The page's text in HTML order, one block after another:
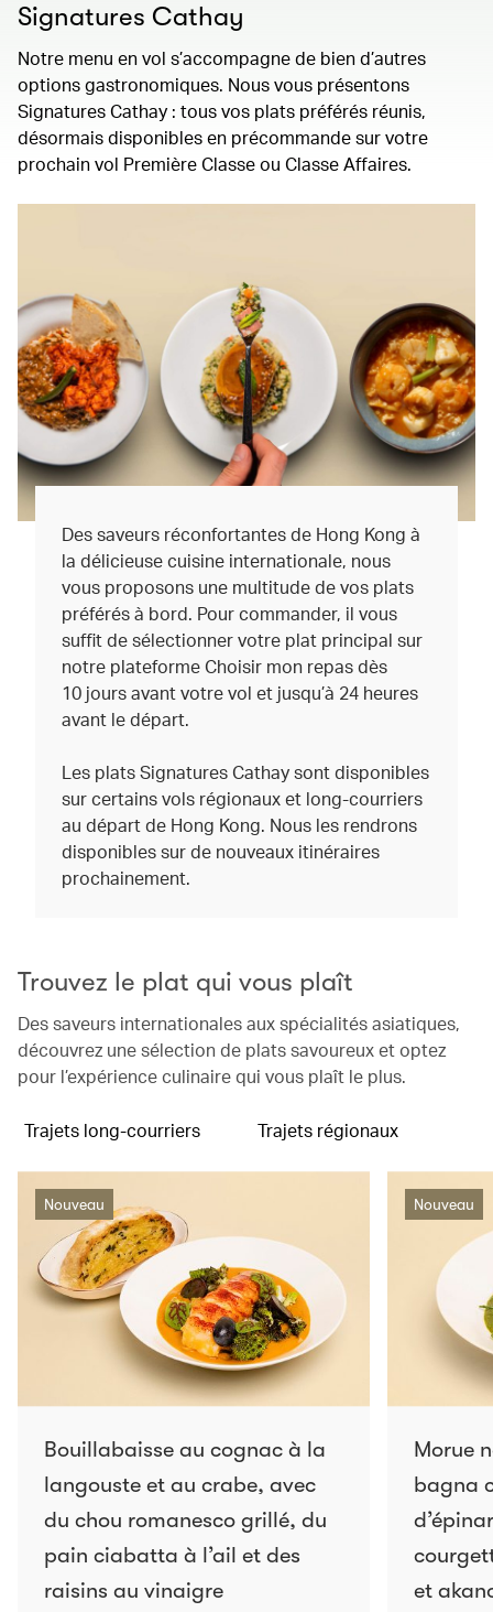
Signatures Cathay
Notre menu en vol s’accompagne de bien d’autres
options gastronomiques. Nous vous présentons
Signatures Cathay : tous vos plats préférés réunis,
désormais disponibles en précommande sur votre
prochain vol Première Classe ou Classe Affaires.
Des saveurs réconfortantes de Hong Kong à
la délicieuse cuisine internationale, nous
vous proposons une multitude de vos plats
préférés à bord. Pour commander, il vous
suffit de sélectionner votre plat principal sur
notre plateforme Choisir mon repas dès
10 jours avant votre vol et jusqu’à 24 heures
avant le départ.
Les plats Signatures Cathay sont disponibles
sur certains vols régionaux et long-courriers
au départ de Hong Kong. Nous les rendrons
disponibles sur de nouveaux itinéraires
prochainement.
Trouvez le plat qui vous plaît
Des saveurs internationales aux spécialités asiatiques,
découvrez une sélection de plats savoureux et optez
pour l’expérience culinaire qui vous plaît le plus.
Trajets long-courriers Trajets régionaux
Nouveau
Bouillabaisse au cognac à la
langouste et au crabe, avec
du chou romanesco grillé, du
pain ciabatta à l’ail et des
raisins au vinaigre
Nouveau
Morue
bagna
et